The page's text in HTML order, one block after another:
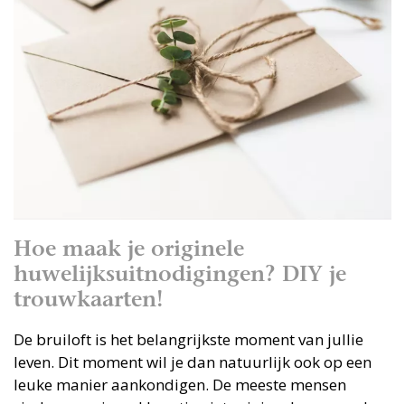
Hoe maak je originele
huwelijksuitnodigingen? DIY je
trouwkaarten!
De bruiloft is het belangrijkste moment van jullie
leven. Dit moment wil je dan natuurlijk ook op een
leuke manier aankondigen. De meeste mensen